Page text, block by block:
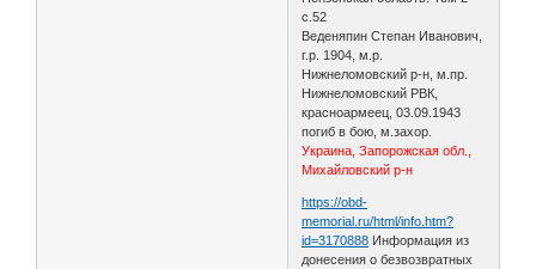
с.52
Веденяпин Степан Иванович,
г.р. 1904, м.р.
Нижнеломовский р-н, м.пр.
Нижнеломовский РВК,
красноармеец, 03.09.1943
погиб в бою, м.захор.
Украина, Запорожская обл.,
Михайловский р-н
https://obd-
memorial.ru/html/info.htm?
id=3170888 Информация из
донесения о безвозвратных